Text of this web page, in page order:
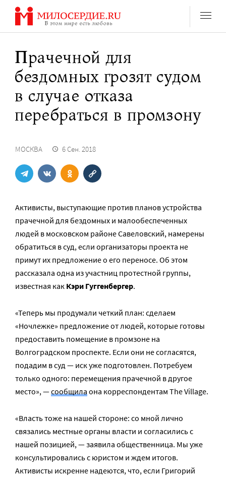
Перейти
содержанию
Прачечной для
бездомных грозят судом
в случае отказа
перебраться в промзону
МОСКВА 6 Сен. 2018
Активисты, выступающие против планов устройства
прачечной для бездомных и малообеспеченных
людей в московском районе Савеловский, намерены
обратиться в суд, если организаторы проекта не
примут их предложение о его переносе. Об этом
рассказала одна из участниц протестной группы,
известная как Кэри Гуггенбергер.
«Теперь мы продумали четкий план: сделаем
«Ночлежке» предложение от людей, которые готовы
предоставить помещение в промзоне на
Волгоградском проспекте. Если они не согласятся,
подадим в суд — иск уже подготовлен. Потребуем
только одного: перемещения прачечной в другое
место», —сообщилаона корреспондентам The Village.
«Власть тоже на нашей стороне: со мной лично
связались местные органы власти и согласились с
нашей позицией, — заявила общественница. Мы уже
консультировались с юристом и ждем итогов.
Активисты искренне надеются, что, если Григорий